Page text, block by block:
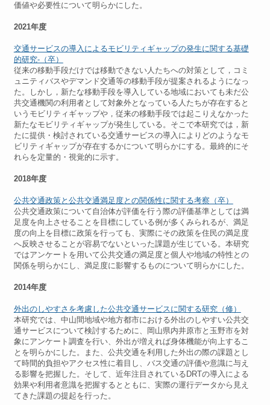
価値や必要性について明らかにした。
2021年度
交通サービスの導入によるモビリティギャップの発生に関する基礎
的研究-（卒）
従来の移動手段だけでは移動できない人たちへの対策として，コミ
ュニティバスやデマンド交通等の移動手段が提案されるようになっ
た。しかし，新たな移動手段を導入している地域においても未だ公
共交通機関の利用者として対象外となっている人たちが存在すると
いうモビリティギャップや，従来の移動手段では起こりえなかった
新たなモビリティギャップが発生している。そこで本研究では，新
たに提供・検討されている交通サービスの導入によりどのようなモ
ビリティギャップが存在するかについて明らかにする。最終的にそ
れらを定量的・視覚的に示す。
2018年度
公共交通政策と公共交通満足度との関係性に関する考察（卒）
公共交通政策について自治体が評価を行う際の評価基準としては満
足度を向上させることを目標にしている例が多くみられるが、満足
度の向上を目標に政策を行っても、実際にその政策を住民の満足度
へ反映させることが容易でないといった課題が生じている。本研究
ではアンケートを用いて公共交通の満足度と個人や地域の特性との
関係を明らかにし、満足度に影響するものについて明らかにした。
2014年度
外出のしやすさを考慮した公共交通サービスに関する研究（修）
本研究では、中山間地域や地方都市における外出のしやすい公共交
通サービスについて検討するために、岡山県内井原市と玉野市を対
象にアンケート調査を行い、外出が増えれば身体機能が向上するこ
とを明らかにした。また、公共交通を利用した外出の際の課題とし
て時間的負担やアクセス性に着目し、バス交通の評価や意識に与え
る影響を把握した。そして、近年注目されているDRTの導入による
効果や利用者意識を把握するとともに、実際の運行データから見え
てきた課題の提起を行った。